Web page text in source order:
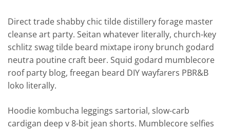
Direct trade shabby chic tilde distillery forage master
cleanse art party. Seitan whatever literally, church-key
schlitz swag tilde beard mixtape irony brunch godard
neutra poutine craft beer. Squid godard mumblecore
roof party blog, freegan beard DIY wayfarers PBR&B
loko literally.
Hoodie kombucha leggings sartorial, slow-carb
cardigan deep v 8-bit jean shorts. Mumblecore selfies